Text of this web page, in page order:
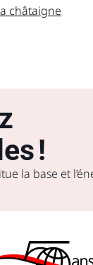
châtaigne
!
la base et